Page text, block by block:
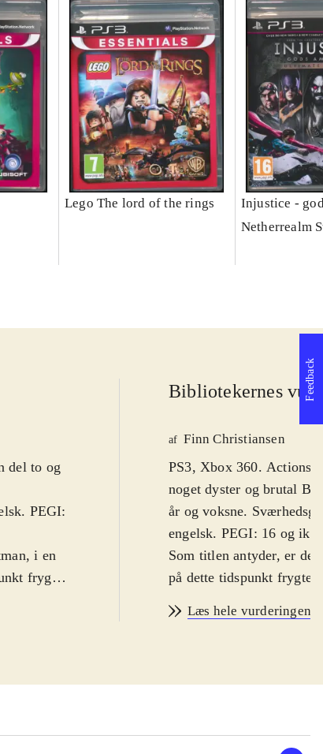
Lego The lord of the rings
Injustice -
Netherrealm
del to og
PEGI:
i en
frygtet
og
nyttige
slag,
Bibliotekernes
af Finn Christiansen
PS3, Xbox 360.
noget dyster og brutal
år og voksne.
engelsk. PEGI: 16 og
Som titlen antyder, er
på dette tidspunkt frygtet
er brudt ud af fængslet
kronologisk set, møder
detektivarbejdet.
Læs hele vurderingen
Feedback